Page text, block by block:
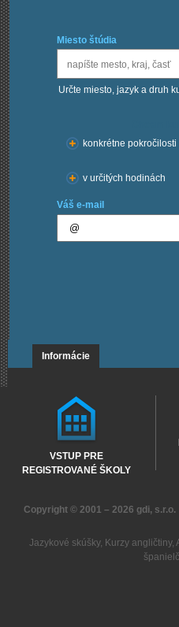
Miesto štúdia
Určte miesto, jazyk a druh
konkrétne pokročilosti
v určitých hodinách
Váš e-mail
Informácie
VSTUP PRE
REGISTROVANÉ ŠKOLY
Copyright © 2001 – 2026 gdi, s.r.o.
Jazykové skúšky, Kurzy angličtiny,